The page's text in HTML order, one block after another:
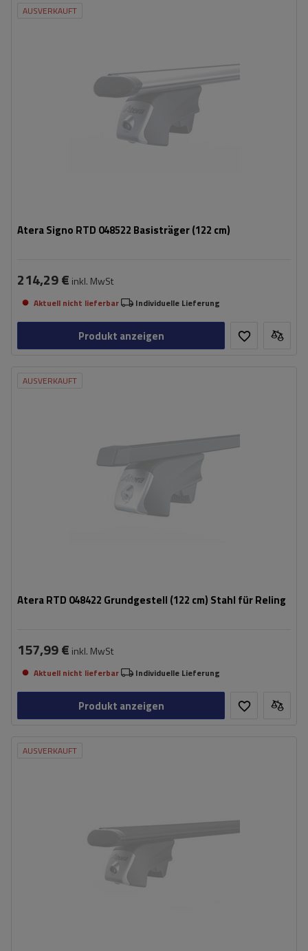
AUSVERKAUFT
Atera Signo RTD 048522 Basisträger (122 cm)
214,29 € inkl. MwSt
Aktuell nicht lieferbar Individuelle Lieferung
Produkt anzeigen
AUSVERKAUFT
Atera RTD 048422 Grundgestell (122 cm) Stahl für Reling
157,99 € inkl. MwSt
Aktuell nicht lieferbar Individuelle Lieferung
Produkt anzeigen
AUSVERKAUFT